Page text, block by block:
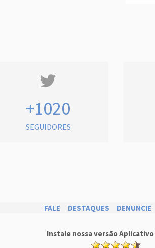
+1020
SEGUIDORES
FALE DESTAQUES DENUNCIE
Instale nossa versão